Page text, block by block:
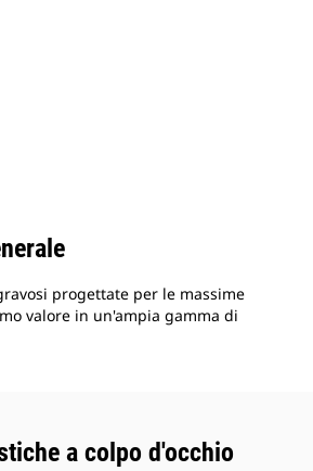
progettate per le massime
valore in un'ampia gamma di
a colpo d'occhio